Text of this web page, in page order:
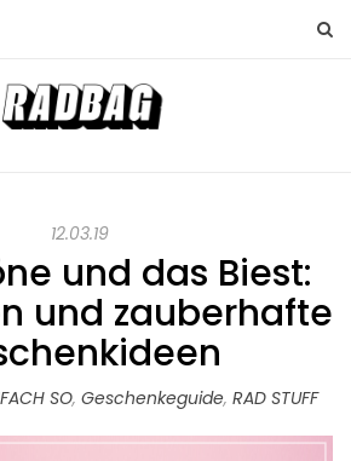
12.03.19
und das Biest:
und zauberhafte
SO, Geschenkeguide, RAD STUFF